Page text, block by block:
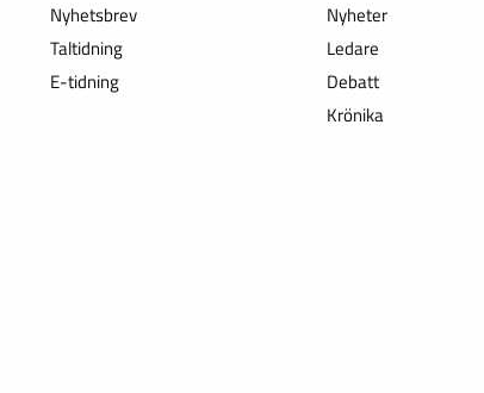
Nyhetsbrev
Taltidning
E-tidning
Nyheter
Ledare
Debatt
Krönika